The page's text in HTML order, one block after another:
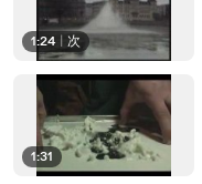
1:24 次
1:31